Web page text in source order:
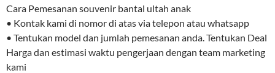
Cara Pemesanan souvenir bantal ultah anak
• Kontak kami di nomor di atas via telepon atau whatsapp
• Tentukan model dan jumlah pemesanan anda. Tentukan Deal
Harga dan estimasi waktu pengerjaan dengan team marketing
kami